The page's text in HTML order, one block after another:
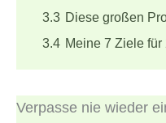
3.3 Diese großen
3.4 Meine 7 Ziele für
Verpasse nie wieder